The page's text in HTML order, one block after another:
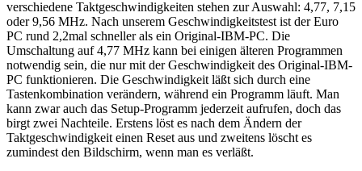
verschiedene Taktgeschwindigkeiten stehen zur Auswahl: 4,77, 7,15
oder 9,56 MHz. Nach unserem Geschwindigkeitstest ist der Euro
PC rund 2,2mal schneller als ein Original-IBM-PC. Die
Umschaltung auf 4,77 MHz kann bei einigen älteren Programmen
notwendig sein, die nur mit der Geschwindigkeit des Original-IBM-
PC funktionieren. Die Geschwindigkeit läßt sich durch eine
Tastenkombination verändern, während ein Programm läuft. Man
kann zwar auch das Setup-Programm jederzeit aufrufen, doch das
birgt zwei Nachteile. Erstens löst es nach dem Ändern der
Taktgeschwindigkeit einen Reset aus und zweitens löscht es
zumindest den Bildschirm, wenn man es verläßt.